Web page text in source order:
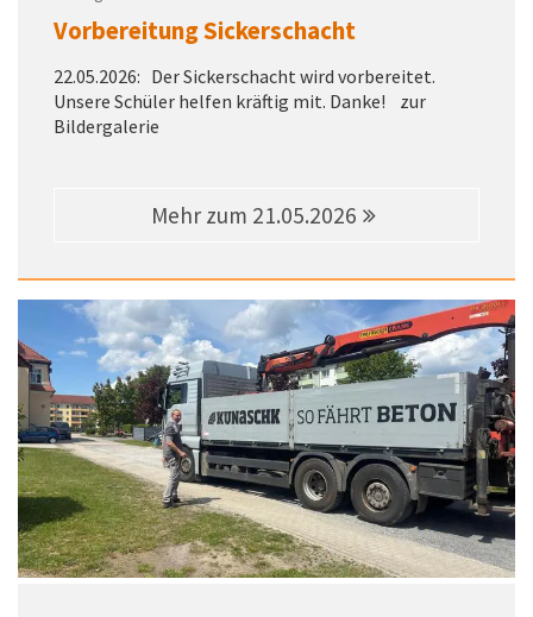
Vorbereitung Sickerschacht
22.05.2026: Der Sickerschacht wird vorbereitet.
Unsere Schüler helfen kräftig mit. Danke! zur
Bildergalerie
Mehr zum 21.05.2026